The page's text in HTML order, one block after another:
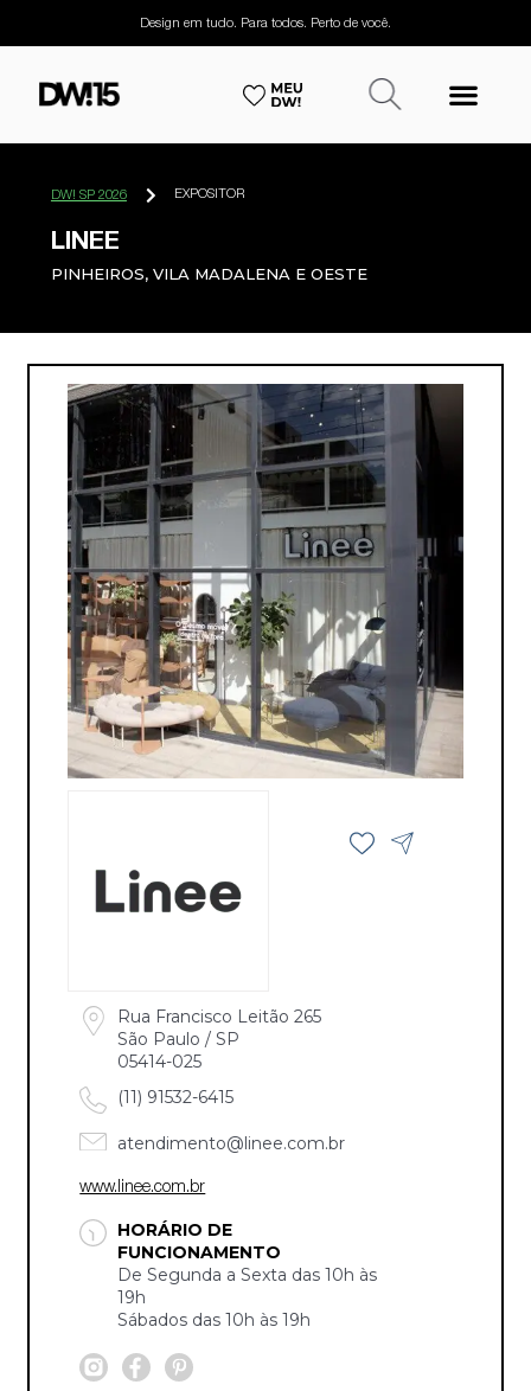
Design em tudo. Para todos. Perto de você.
DW! SP 2026 EXPOSITOR
LINEE
PINHEIROS, VILA MADALENA E OESTE
Rua Francisco Leitão 265
São Paulo / SP
05414-025
(11) 91532-6415
atendimento@linee.com.br
www.linee.com.br
HORÁRIO DE
FUNCIONAMENTO
De Segunda a Sexta das 10h às
19h
Sábados das 10h às 19h